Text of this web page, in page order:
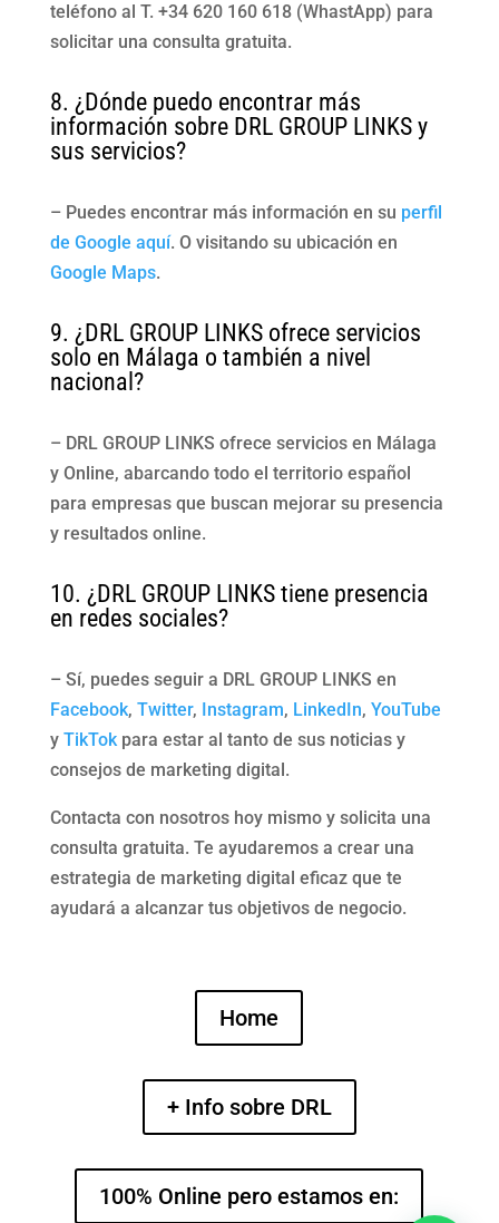
teléfono al T. +34 620 160 618 (WhastApp) para
solicitar una consulta gratuita.
8. ¿Dónde puedo encontrar más
información sobre DRL GROUP LINKS y
sus servicios?
– Puedes encontrar más información en su perfil
de Google aquí. O visitando su ubicación en
Google Maps.
9. ¿DRL GROUP LINKS ofrece servicios
solo en Málaga o también a nivel
nacional?
– DRL GROUP LINKS ofrece servicios en Málaga
y Online, abarcando todo el territorio español
para empresas que buscan mejorar su presencia
y resultados online.
10. ¿DRL GROUP LINKS tiene presencia
en redes sociales?
– Sí, puedes seguir a DRL GROUP LINKS en
Facebook, Twitter, Instagram, LinkedIn, YouTube
y TikTokpara estar al tanto de sus noticias y
consejos de marketing digital.
Contacta con nosotros hoy mismo y solicita una
consulta gratuita. Te ayudaremos a crear una
estrategia de marketing digital eficaz que te
ayudará a alcanzar tus objetivos de negocio.
Home
+ Info sobre DRL
100% Online pero estamos en: